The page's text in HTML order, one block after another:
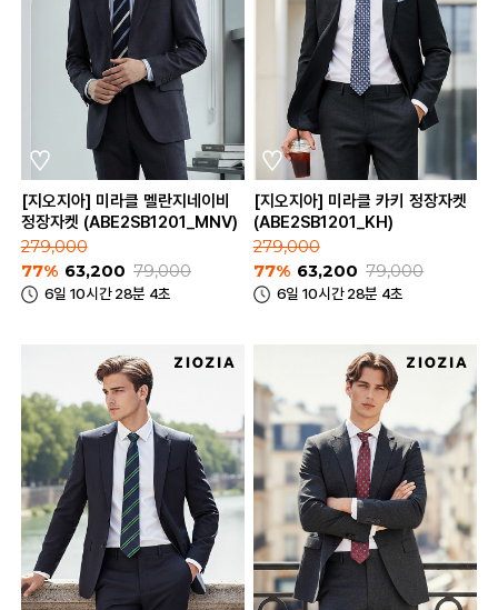
[지오지아] 미라클 멜란지네이비
정장자켓 (ABE2SB1201_MNV)
279,000
77% 63,200 79,000
6일 10시간 28분 4초
[지오지아] 미라클 카키 정장자켓
(ABE2SB1201_KH)
279,000
77% 63,200 79,000
6일 10시간 28분 4초